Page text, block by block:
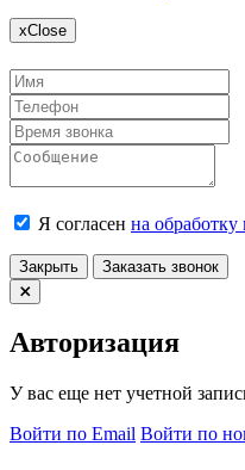
xClose
Я согласен на
Закрыть Заказать звонок
Авторизация
У вас еще нет учетной
Войти по Email Войти по